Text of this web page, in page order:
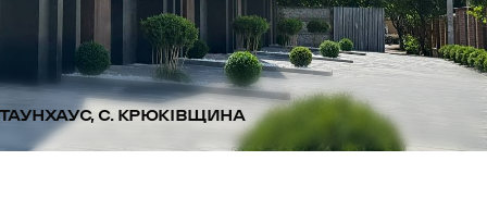
С. КРЮКІВЩИНА